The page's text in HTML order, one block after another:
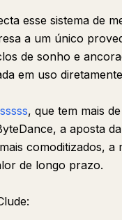
esse sistema de
a um único
de sonho e
em uso
, que tem mais
a aposta
comoditizados,
de longo prazo.